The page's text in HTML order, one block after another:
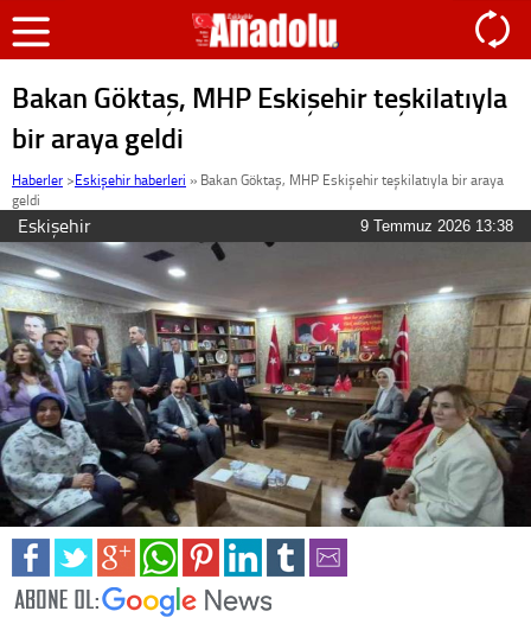
Bakan Göktaş, MHP Eskişehir teşkilatıyla
bir araya geldi
Haberler >Eskişehir haberleri » Bakan Göktaş, MHP Eskişehir teşkilatıyla bir araya
geldi
Eskişehir 9 Temmuz 2026 13:38